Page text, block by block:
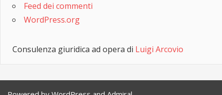
Feed dei commenti
WordPress.org
Consulenza giuridica ad opera di Luigi Arcovio